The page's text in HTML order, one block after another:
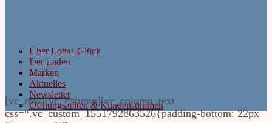
Über Lottas Glück
Der Laden
Marken
Aktuelles
Newsletter
Öffnungszeiten & Kundenstimmen
City stories
[vc_row][vc_column][vc_column_text
css=“.vc_custom_1551792863526{padding-bottom: 22px